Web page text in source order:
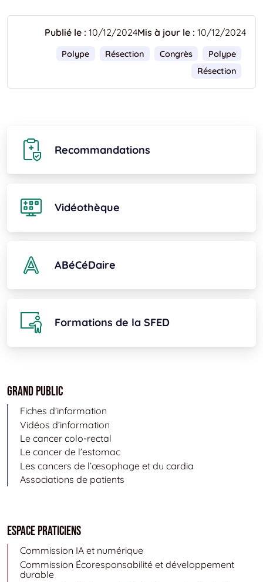
Publié le : 10/12/2024Mis à jour le : 10/12/2024
Polype Résection Congrès
Polype
Résection
Recommandations
Vidéothèque
ABéCéDaire
Formations de la SFED
Grand public
Fiches d’information
Vidéos d’information
Le cancer colo-rectal
Le cancer de l’estomac
Les cancers de l’œsophage et du cardia
Associations de patients
Espace Praticiens
Commission IA et numérique
Commission Écoresponsabilité et développement
durable